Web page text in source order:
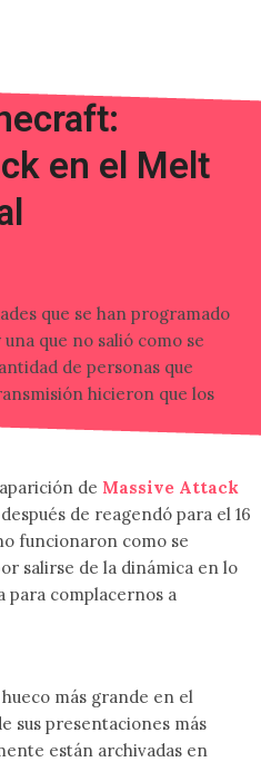
en el Melt
que se han programado
que no salió como se
de personas que
hicieron que los
de Massive Attack
de reagendó para el 16
funcionaron como se
salirse de la dinámica en lo
para complacernos a
más grande en el
sus presentaciones más
están archivadas en